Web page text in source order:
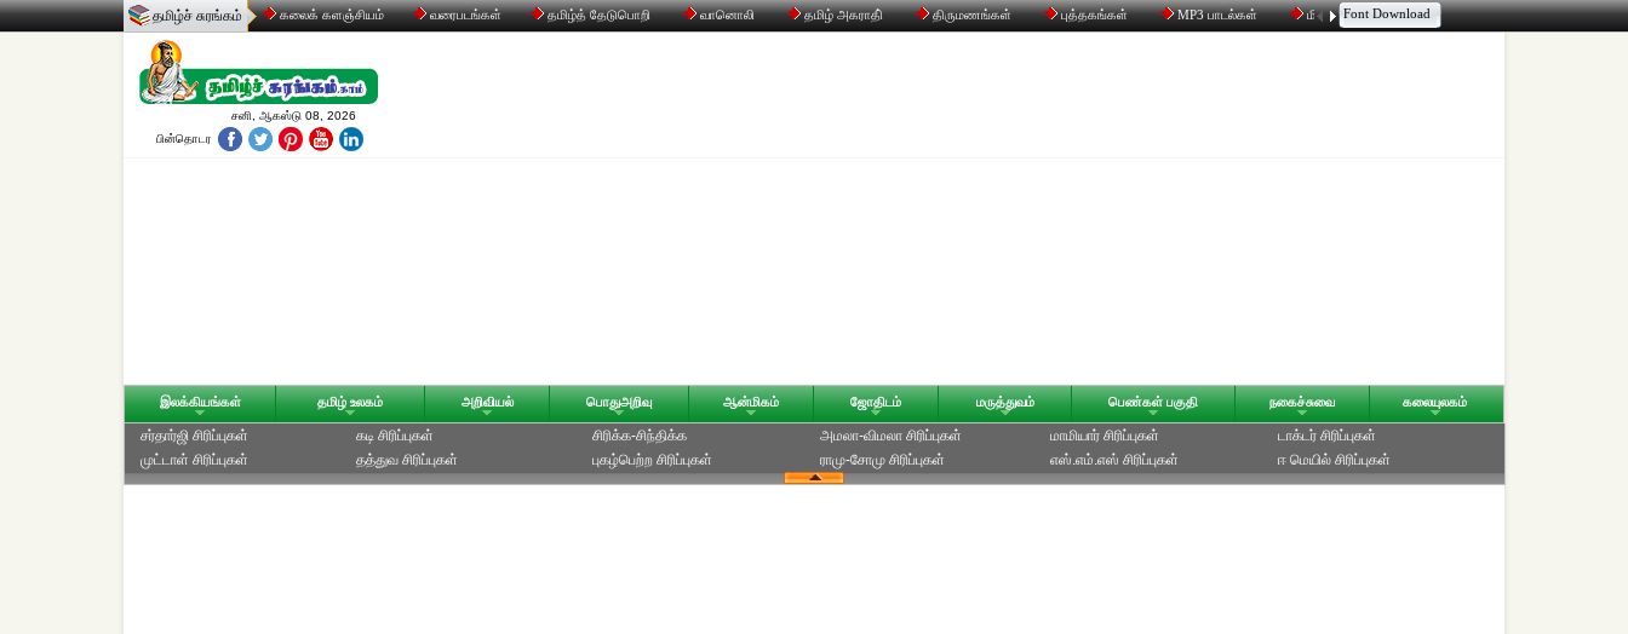
தமிழ்ச் சுரங்கம் கலைக் களஞ்சியம் வரைபடங்கள் தமிழ்த் தேடுபொறி வானொலி தமிழ் அகராதி் திருமணங்கள் புத்தகங்கள் MP3 பாடல்கள் மின்னஞ்சல் திரட்டி உரையாடல்
Font Download
சனி, ஆகஸ்டு 08, 2026
பின்தொடர
இலக்கியங்கள் தமிழ் உலகம் அறிவியல் பொதுஅறிவு ஆன்மிகம் ஜோதிடம் மருத்துவம் பெண்கள் பகுதி நகைச்சுவை கலையுலகம்
சர்தார்ஜி சிரிப்புகள்
முட்டாள் சிரிப்புகள்
கடி சிரிப்புகள்
தத்துவ சிரிப்புகள்
சிரிக்க-சிந்திக்க
புகழ்பெற்ற சிரிப்புகள்
அமலா-விமலா சிரிப்புகள்
ராமு-சோமு சிரிப்புகள்
மாமியார் சிரிப்புகள்
எஸ்.எம்.எஸ் சிரிப்புகள்
டாக்டர் சிரிப்புகள்
ஈ மெயில் சிரிப்புகள்